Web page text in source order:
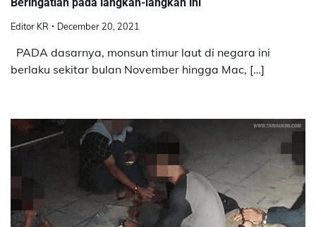
Beringatlah pada langkah-langkah ini
Editor KR December 20, 2021
PADA dasarnya, monsun timur laut di negara ini
berlaku sekitar bulan November hingga Mac, […]